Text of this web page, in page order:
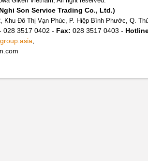
Son Service Trading Co., Ltd.)
Khu Đô Thị Vạn Phúc, P. Hiệp Bình Phước, Q.
028 3517 0402 - Fax: 028 3517 0403 -
;